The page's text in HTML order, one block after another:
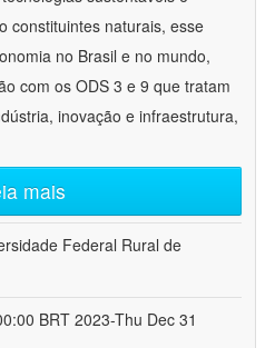
constituintes naturais, esse
no Brasil e no mundo,
com os ODS 3 e 9 que tratam
inovação e infraestrutura,
mais
Federal Rural de
BRT 2023-Thu Dec 31